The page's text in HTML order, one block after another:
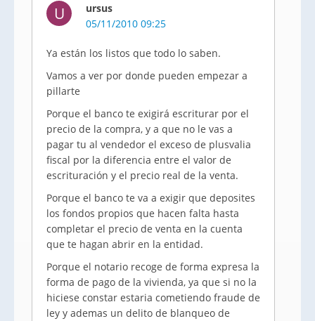
U
ursus
05/11/2010 09:25
Ya están los listos que todo lo saben.
Vamos a ver por donde pueden empezar a
pillarte
Porque el banco te exigirá escriturar por el
precio de la compra, y a que no le vas a
pagar tu al vendedor el exceso de plusvalia
fiscal por la diferencia entre el valor de
escrituración y el precio real de la venta.
Porque el banco te va a exigir que deposites
los fondos propios que hacen falta hasta
completar el precio de venta en la cuenta
que te hagan abrir en la entidad.
Porque el notario recoge de forma expresa la
forma de pago de la vivienda, ya que si no la
hiciese constar estaria cometiendo fraude de
ley y ademas un delito de blanqueo de